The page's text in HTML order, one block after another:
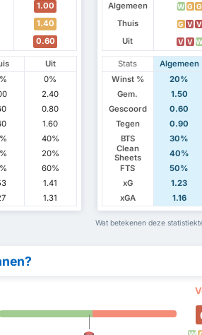
1.00
1.40
0.60
Uit
0%
2.40
0.80
1.60
40%
20%
60%
1.41
1.31
Algemeen
W G G
Thuis
G V V
Uit
V V W
Stats Algemeen
Winst %
20%
Gem.
1.50
Gescoord
0.60
Tegen
0.90
BTS
30%
Clean
Sheets
40%
FTS
50%
xG
1.23
xGA
1.16
Wat betekenen deze